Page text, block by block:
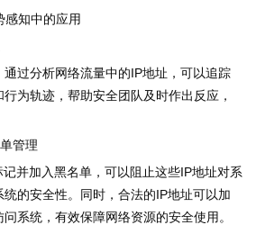
感知中的应用
过分析网络流量中的IP地址，可以追踪
为轨迹，帮助安全团队及时作出反应，
管理
并加入黑名单，可以阻止这些IP地址对系
的安全性。同时，合法的IP地址可以加
系统，有效保障网络资源的安全使用。